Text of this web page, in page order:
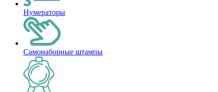
Нумераторы
Самонаборные штампы